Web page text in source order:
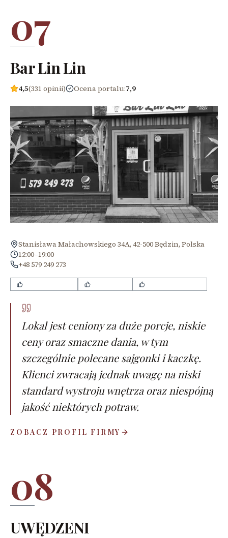
07
Bar Lin Lin
4,5(331 opinii) Ocena portalu:7,9
Stanisława Małachowskiego 34A, 42-500 Będzin, Polska
12:00–19:00
+48 579 249 273
Lokal jest ceniony za duże porcje, niskie
ceny oraz smaczne dania, w tym
szczególnie polecane sajgonki i kaczkę.
Klienci zwracają jednak uwagę na niski
standard wystroju wnętrza oraz niespójną
jakość niektórych potraw.
ZOBACZ PROFIL FIRMY
08
UWĘDZENI